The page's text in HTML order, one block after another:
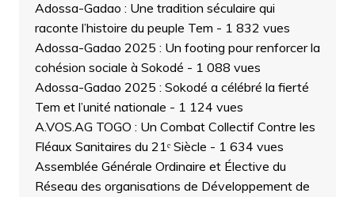
Adossa-Gadao : Une tradition séculaire qui
raconte l’histoire du peuple Tem - 1 832 vues
Adossa-Gadao 2025 : Un footing pour renforcer la
cohésion sociale à Sokodé - 1 088 vues
Adossa-Gadao 2025 : Sokodé a célébré la fierté
Tem et l’unité nationale - 1 124 vues
A.VOS.AG TOGO : Un Combat Collectif Contre les
Fléaux Sanitaires du 21ᵉ Siècle - 1 634 vues
Assemblée Générale Ordinaire et Élective du
Réseau des organisations de Développement de